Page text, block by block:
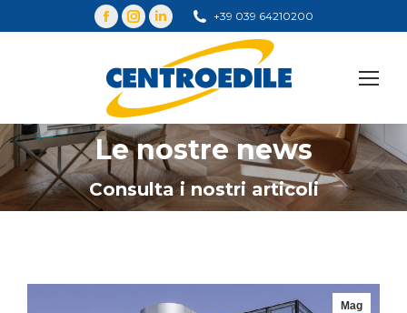
+39 039 64210200
Le nostre news
Consulta i nostri articoli
You are here:
Mag